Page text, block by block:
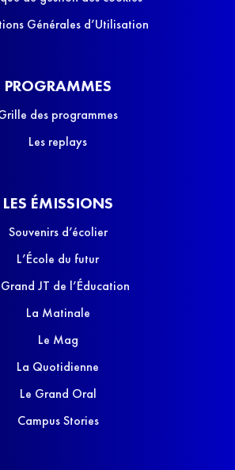
Générales d’Utilisation
PROGRAMMES
des programmes
Les replays
LES ÉMISSIONS
Souvenirs d’écolier
L’École du futur
JT de l’Éducation
La Matinale
Le Mag
La Quotidienne
Le Grand Oral
Campus Stories